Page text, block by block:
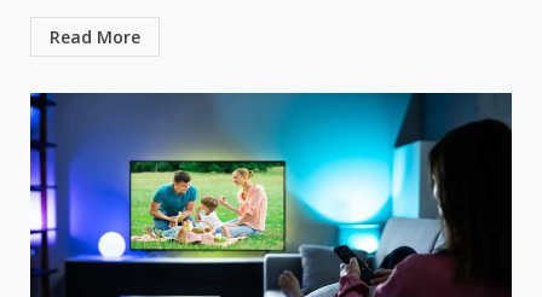
Read More